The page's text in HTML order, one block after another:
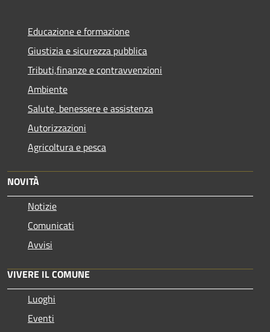
Educazione e formazione
Giustizia e sicurezza pubblica
Tributi,finanze e contravvenzioni
Ambiente
Salute, benessere e assistenza
Autorizzazioni
Agricoltura e pesca
NOVITÀ
Notizie
Comunicati
Avvisi
VIVERE IL COMUNE
Luoghi
Eventi